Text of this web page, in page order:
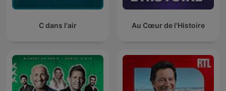
C dans l'air Au Cœur de l'Histoire